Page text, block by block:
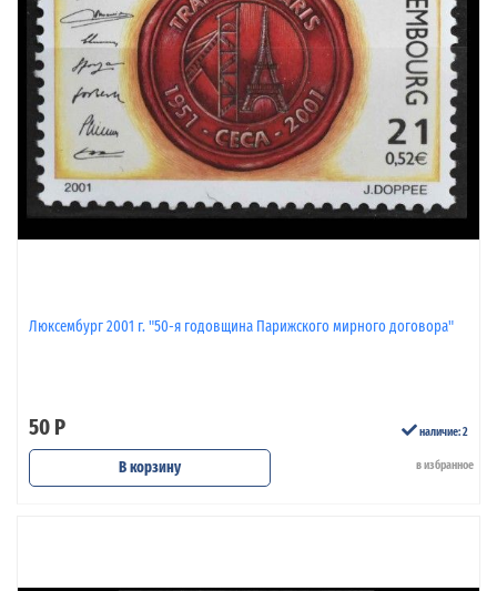
Люксембург 2001 г. "50-я годовщина Парижского мирного договора"
50 Р наличие: 2
В корзину в избранное